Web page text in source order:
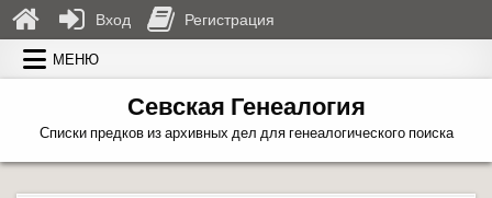
Перейти к содержимому
МЕНЮ
Севская Генеалогия
Списки предков из архивных дел для генеалогического поиска
Вход Регистрация